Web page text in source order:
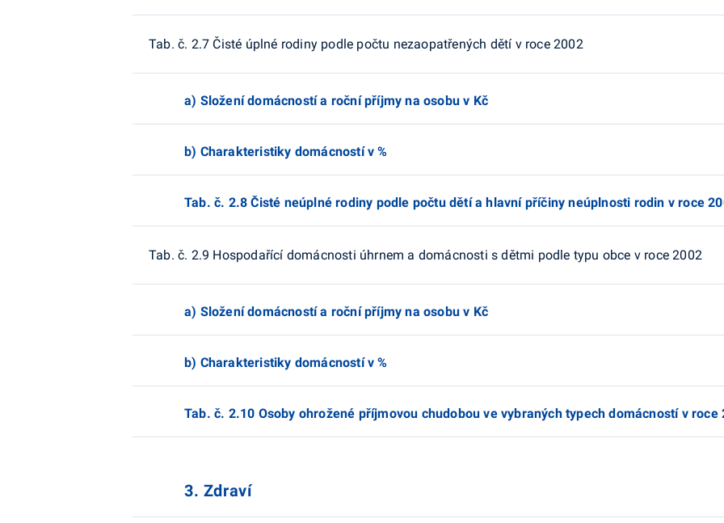
Tab. č. 2.7 Čisté úplné rodiny podle počtu nezaopatřených dětí v roce 2002
a) Složení domácností a roční příjmy na osobu v Kč
b) Charakteristiky domácností v %
Tab. č. 2.8 Čisté neúplné rodiny podle počtu dětí a hlavní příčiny neúplnosti rodin v roce
Tab. č. 2.9 Hospodařící domácnosti úhrnem a domácnosti s dětmi podle typu obce v roce 2002
a) Složení domácností a roční příjmy na osobu v Kč
b) Charakteristiky domácností v %
Tab. č. 2.10 Osoby ohrožené příjmovou chudobou ve vybraných typech domácností v roce
3. Zdraví